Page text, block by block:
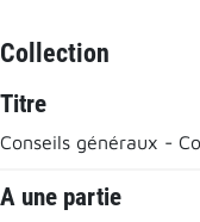
Collection
Titre
Conseils généraux -
A une partie